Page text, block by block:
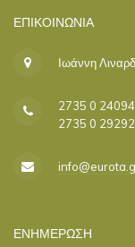
ΕΠΙΚΟΙΝΩΝΊΑ
Ιωάννη
2735 0 24094
2735 0
ΕΝΗΜΕΡΩΣΗ